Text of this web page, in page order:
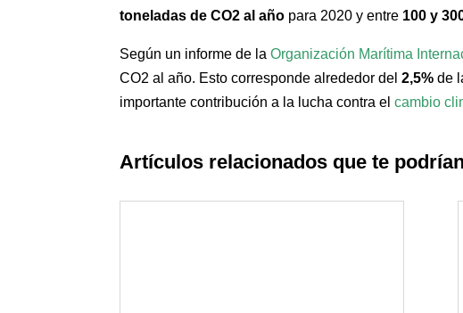
toneladas de CO2 al año para 2020 y entre 100 y
Según un informe de laOrganización Marítima
CO2 al año. Esto corresponde alrededor del2,5% de
importante contribución a la lucha contra el cambio
Artículos relacionados que te